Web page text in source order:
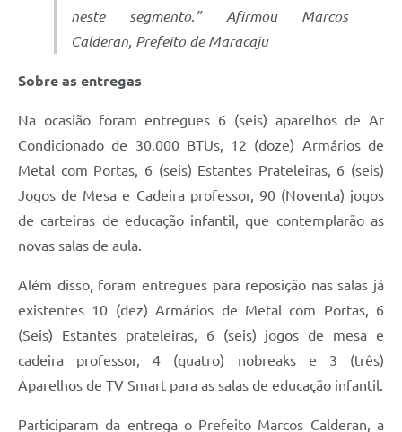
neste segmento.” Afirmou Marcos
Calderan, Prefeito de Maracaju
Sobre as entregas
Na ocasião foram entregues 6 (seis) aparelhos de Ar
Condicionado de 30.000 BTUs, 12 (doze) Armários de
Metal com Portas, 6 (seis) Estantes Prateleiras, 6 (seis)
Jogos de Mesa e Cadeira professor, 90 (Noventa) jogos
de carteiras de educação infantil, que contemplarão as
novas salas de aula.
Além disso, foram entregues para reposição nas salas já
existentes 10 (dez) Armários de Metal com Portas, 6
(Seis) Estantes prateleiras, 6 (seis) jogos de mesa e
cadeira professor, 4 (quatro) nobreaks e 3 (três)
Aparelhos de TV Smart para as salas de educação infantil.
Participaram da entrega o Prefeito Marcos Calderan, a